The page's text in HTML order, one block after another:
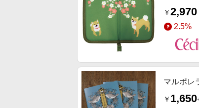
￥2,970
2.5%
マルポレ
￥ 1,650